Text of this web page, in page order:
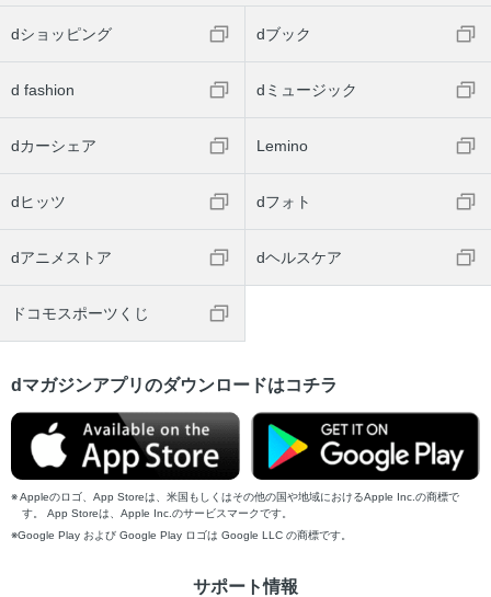
dショッピング dブック
d fashion dミュージック
dカーシェア Lemino
dヒッツ dフォト
dアニメストア dヘルスケア
ドコモスポーツくじ
dマガジンアプリのダウンロードはコチラ
Appleのロゴ、App Storeは、米国もしくはその他の国や地域におけるApple Inc.の商標で
す。 App Storeは、Apple Inc.のサービスマークです。
Google Play および Google Play ロゴは Google LLC の商標です。
サポート情報